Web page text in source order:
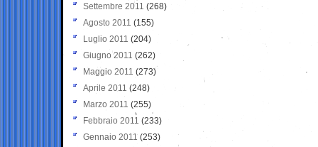
Settembre 2011 (268)
Agosto 2011 (155)
Luglio 2011 (204)
Giugno 2011 (262)
Maggio 2011 (273)
Aprile 2011 (248)
Marzo 2011 (255)
Febbraio 2011 (233)
Gennaio 2011 (253)